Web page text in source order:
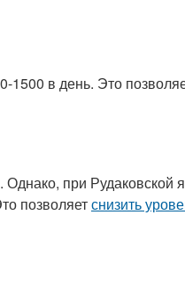
1500 в день. Это
при Рудаковской
позволяетснизить